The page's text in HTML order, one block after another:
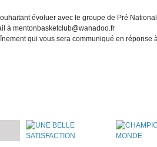
évoluer avec le groupe de Pré
à mentonbasketclub@wanadoo.fr
qui vous sera communiqué en réponse